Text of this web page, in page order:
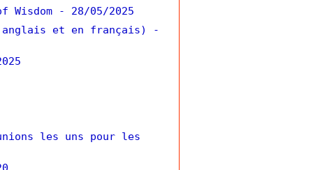
- 28/05/2025
et en français)
-
les uns pour les